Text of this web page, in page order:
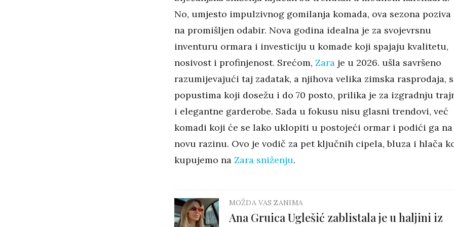
No, umjesto impulzivnog gomilanja komada, ova sezona poziva
na promišljen odabir. Nova godina idealna je za svojevrsnu
inventuru ormara i investiciju u komade koji spajaju kvalitetu,
nosivost i profinjenost. Srećom, Zara je u 2026. ušla savršeno
razumijevajući taj zadatak, a njihova velika zimska rasprodaja, s
popustima koji dosežu i do 70 posto, prilika je za izgradnju
i elegantne garderobe. Sada u fokusu nisu glasni trendovi, već
komadi koji će se lako uklopiti u postojeći ormar i podići ga na
novu razinu. Ovo je vodič za pet ključnih cipela, bluza i hlača
kupujemo na Zara sniženju.
MOŽDA VAS ZANIMA
Ana Gruica Uglešić zablistala je u haljini iz